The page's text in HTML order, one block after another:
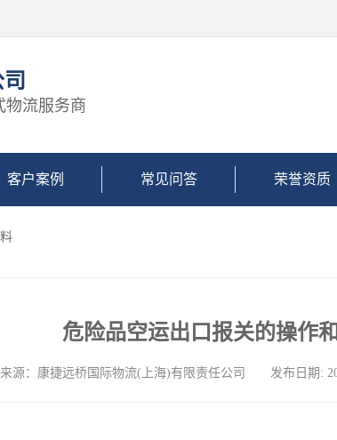
物流服务商
客户案例 常见问答 荣誉资质
危险品空运出口报关的操作
源：康捷远桥国际物流(上海)有限责任公司 发布日期: